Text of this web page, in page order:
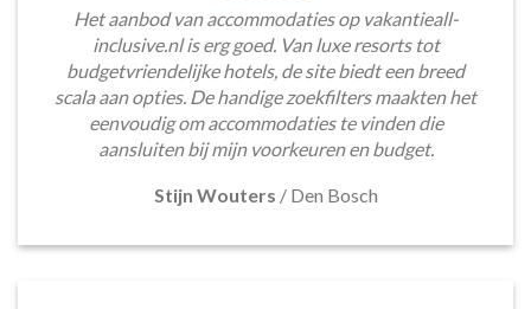
Het aanbod van accommodaties op vakantieall-
inclusive.nl is erg goed. Van luxe resorts tot
budgetvriendelijke hotels, de site biedt een breed
scala aan opties. De handige zoekfilters maakten het
eenvoudig om accommodaties te vinden die
aansluiten bij mijn voorkeuren en budget.
Stijn Wouters / Den Bosch